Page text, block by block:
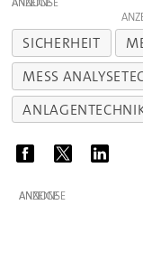
SICHERHEIT
MESS
ANZEIGE